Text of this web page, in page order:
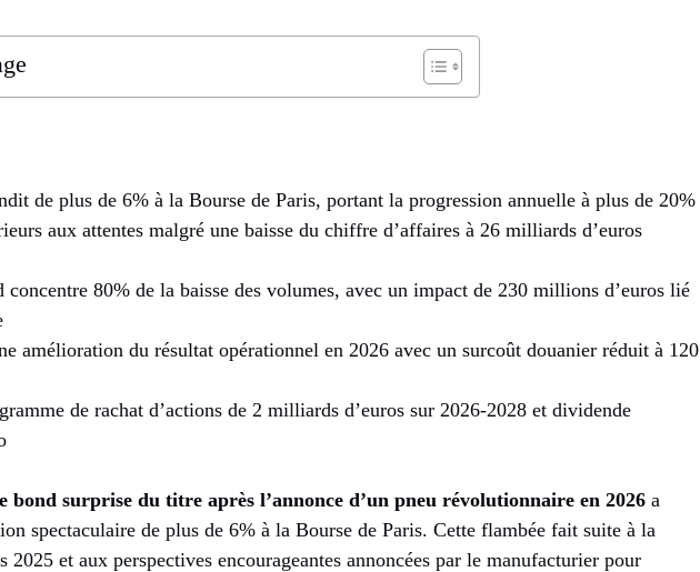
de plus de 6% à la Bourse de Paris, portant la progression annuelle à plus de 20%
aux attentes malgré une baisse du chiffre d’affaires à 26 milliards d’euros
concentre 80% de la baisse des volumes, avec un impact de 230 millions d’euros lié
amélioration du résultat opérationnel en 2026 avec un surcoût douanier réduit à 120
de rachat d’actions de 2 milliards d’euros sur 2026-2028 et dividende
surprise du titre après l’annonce d’un pneu révolutionnaire en 2026 a
spectaculaire de plus de 6% à la Bourse de Paris. Cette flambée fait suite à la
2025 et aux perspectives encourageantes annoncées par le manufacturier pour